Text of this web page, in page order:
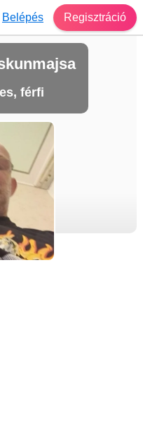
Belépés Regisztráció
férfi